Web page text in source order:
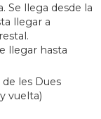
Se llega desde la
llegar a
llegar hasta
les Dues
vuelta)